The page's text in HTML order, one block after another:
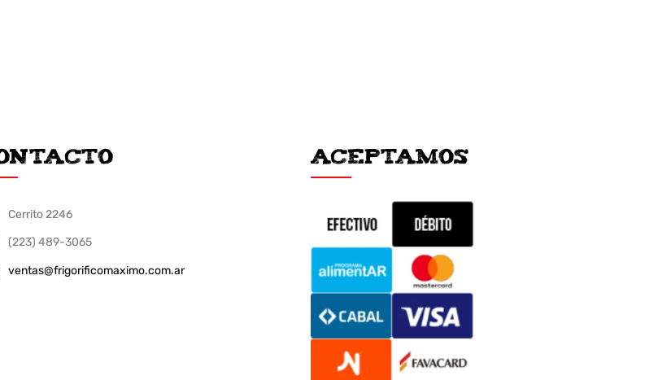
Cerrito 2246
(223) 489-3065
ventas@frigorificomaximo.com.ar
ACEPTAMOS